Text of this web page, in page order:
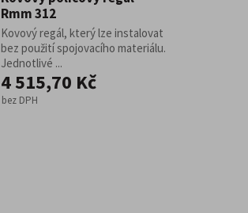
Rmm 312
Kovový regál, který lze instalovat
bez použití spojovacího materiálu.
Jednotlivé ...
4 515,70 Kč
bez DPH